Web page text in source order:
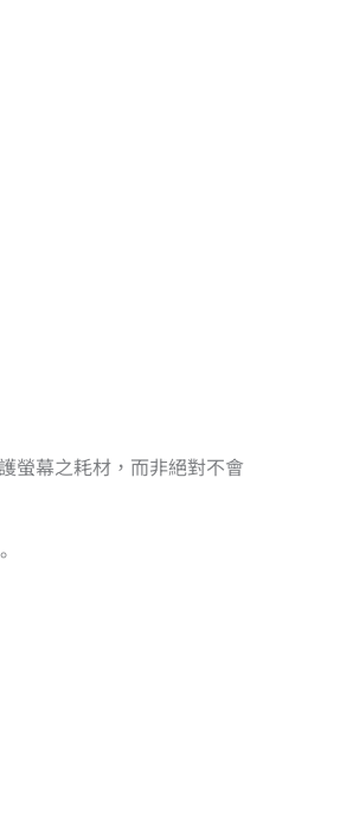
螢幕之耗材，而非絕對不會